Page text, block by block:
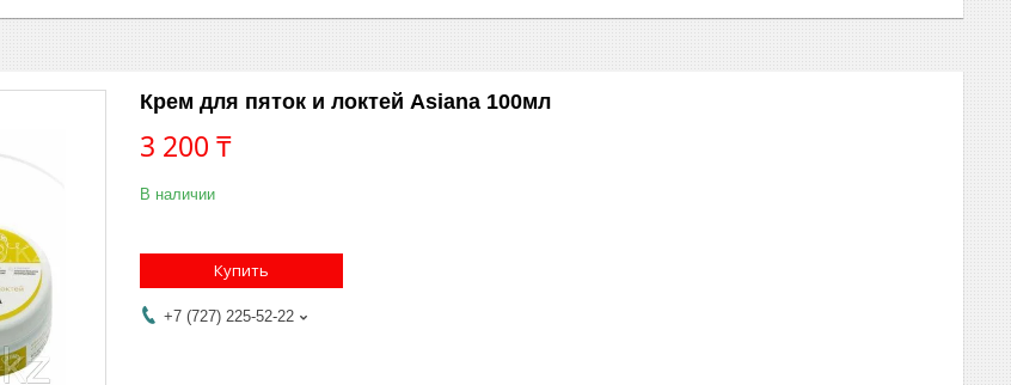
Крем для пяток и локтей Asiana 100мл
3 200 ₸
В наличии
Купить
+7 (727) 225-52-22